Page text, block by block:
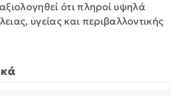
ότι πληροί υψηλά
υγείας και περιβαλλοντικής